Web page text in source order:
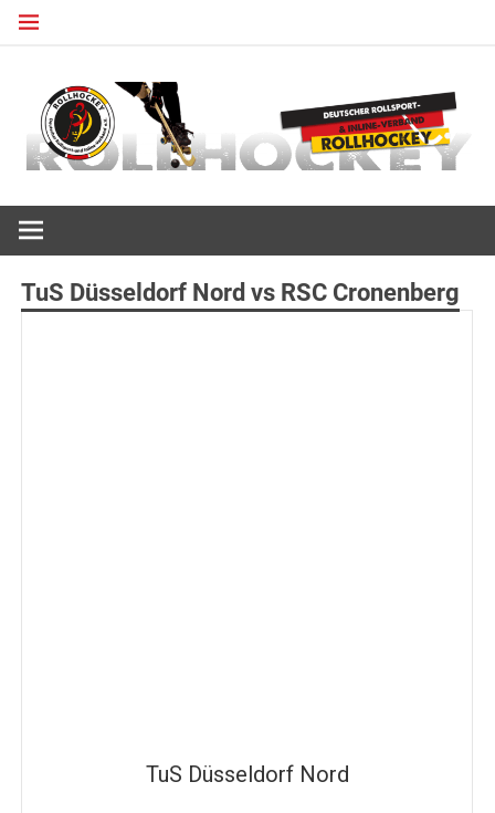
Zum
TuS Düsseldorf Nord vs RSC Cronenberg
TuS Düsseldorf Nord